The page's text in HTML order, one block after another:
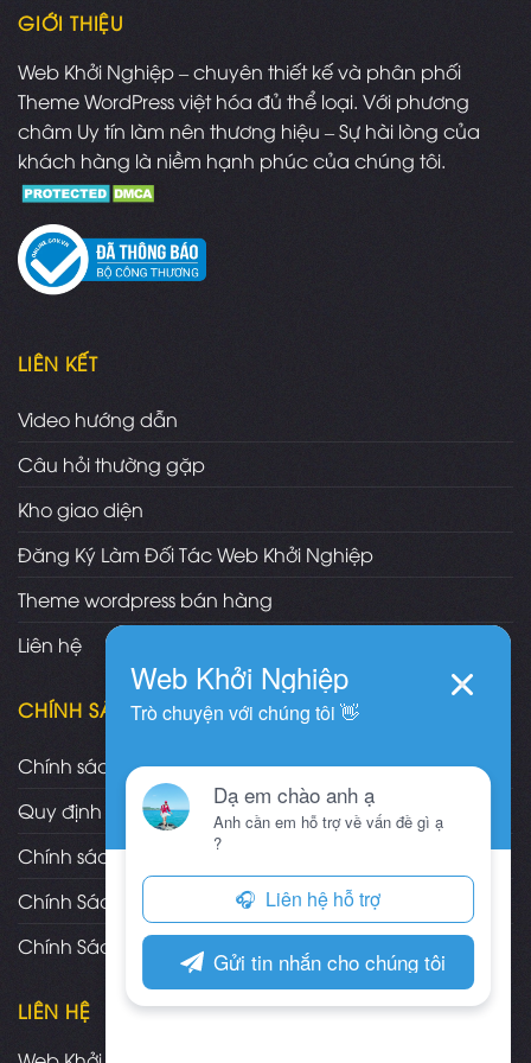
GIỚI THIỆU
Web Khởi Nghiệp – chuyên thiết kế và phân phối
Theme WordPress việt hóa đủ thể loại. Với phương
châm Uy tín làm nên thương hiệu – Sự hài lòng của
khách hàng là niềm hạnh phúc của chúng tôi.
LIÊN KẾT
Video hướng dẫn
Câu hỏi thường gặp
Kho giao diện
Đăng Ký Làm Đối Tác Web Khởi Nghiệp
Theme wordpress bán hàng
Liên hệ
CHÍNH SÁCH
Chính sách và quy định chung
Quy định và hình thức thanh toán
Chính sách vận chuyển/giao nhận/cài đặt
Chính Sách Bảo Hành, Bảo Trì Theme
Chính Sách Đổi Trả, Hoàn Tiền Sản Phẩm
LIÊN HỆ